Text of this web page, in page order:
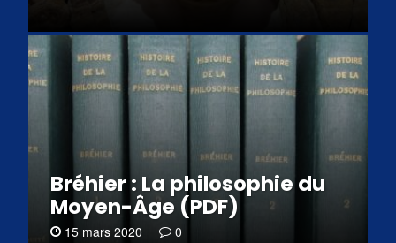
Bréhier : La philosophie du
Moyen-Âge (PDF)
15 mars 2020 0